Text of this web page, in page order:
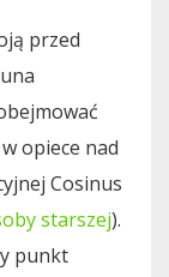
przed
opiece nad
Cosinus
starszej).
punkt